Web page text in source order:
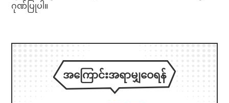
ဂုဏ်ပြုပါ။
အကြောင်းအရာမျှဝေရန်